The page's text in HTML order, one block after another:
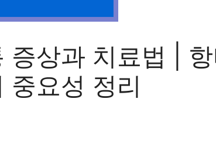
증상과 치료법 |
중요성 정리